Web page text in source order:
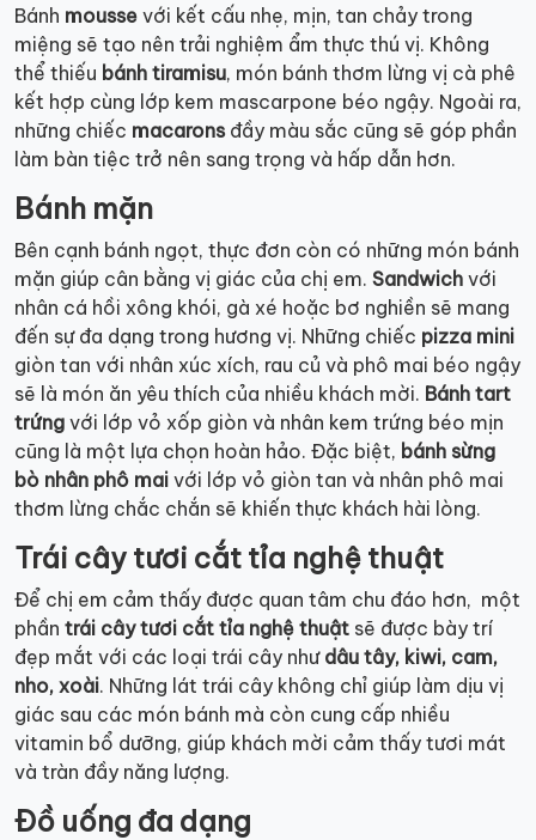
Bánh mousse với kết cấu nhẹ, mịn, tan chảy trong
miệng sẽ tạo nên trải nghiệm ẩm thực thú vị. Không
thể thiếu bánh tiramisu, món bánh thơm lừng vị cà phê
kết hợp cùng lớp kem mascarpone béo ngậy. Ngoài ra,
những chiếc macaronsđầy màu sắc cũng sẽ góp phần
làm bàn tiệc trở nên sang trọng và hấp dẫn hơn.
Bánh mặn
Bên cạnh bánh ngọt, thực đơn còn có những món bánh
mặn giúp cân bằng vị giác của chị em. Sandwich với
nhân cá hồi xông khói, gà xé hoặc bơ nghiền sẽ mang
đến sự đa dạng trong hương vị. Những chiếc pizza mini
giòn tan với nhân xúc xích, rau củ và phô mai béo ngậy
sẽ là món ăn yêu thích của nhiều khách mời. Bánh tart
trứng với lớp vỏ xốp giòn và nhân kem trứng béo mịn
cũng là một lựa chọn hoàn hảo. Đặc biệt, bánh sừng
bò nhân phô mai với lớp vỏ giòn tan và nhân phô mai
thơm lừng chắc chắn sẽ khiến thực khách hài lòng.
Trái cây tươi cắt tỉa nghệ thuật
Để chị em cảm thấy được quan tâm chu đáo hơn, một
phần trái cây tươi cắt tỉa nghệ thuật sẽ được bày trí
đẹp mắt với các loại trái cây như dâu tây, kiwi, cam,
nho, xoài. Những lát trái cây không chỉ giúp làm dịu vị
giác sau các món bánh mà còn cung cấp nhiều
vitamin bổ dưỡng, giúp khách mời cảm thấy tươi mát
và tràn đầy năng lượng.
Đồ uống đa dạng